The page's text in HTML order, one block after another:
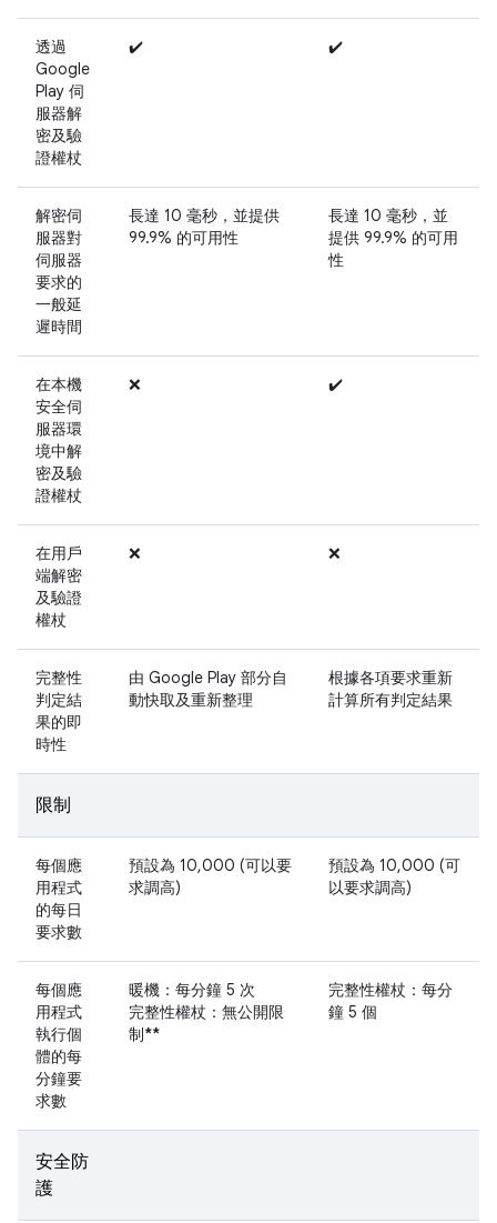
透過
Google
Play 伺
服器解
密及驗
證權杖
✔️ ✔️
解密伺
服器對
伺服器
要求的
一般延
遲時間
長達 10 毫秒，並提供
99.9% 的可用性
長達 10 毫秒，並
提供 99.9% 的可用
性
在本機
安全伺
服器環
境中解
密及驗
證權杖
❌ ✔️
在用戶
端解密
及驗證
權杖
❌ ❌
完整性
判定結
果的即
時性
由 Google Play 部分自
動快取及重新整理
根據各項要求重新
計算所有判定結果
限制
每個應
用程式
的每日
要求數
預設為 10,000 (可以要
求調高)
預設為 10,000 (可
以要求調高)
每個應
用程式
執行個
體的每
分鐘要
求數
暖機：每分鐘 5 次
完整性權杖：無公開限
制**
完整性權杖：每分
鐘 5 個
安全防
護